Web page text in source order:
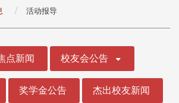
活动报导
点新闻 校友会公告
奖学金公告 杰出校友新闻